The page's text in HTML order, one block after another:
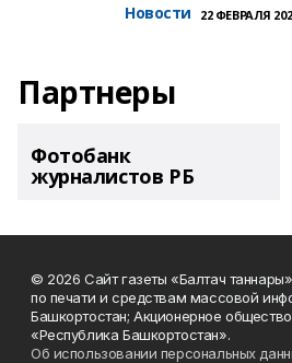
Новости 22 ФЕВРАЛЯ
Партнеры
Фотобанк
журналистов РБ
© 2026 Сайт газеты «Балтач
по печати и средствам массовой
Башкортостан; Акционерное
«Республика Башкортостан».
Об использовании персональных